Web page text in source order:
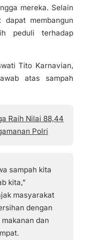
mereka. Selain
membangun
peduli terhadap
Tito Karnavian,
atas sampah
Raih Nilai 88,44
Polri
sampah kita
kita,”
masyarakat
dengan
dan